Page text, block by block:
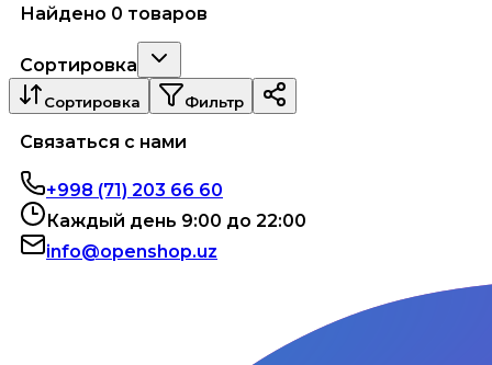
Найдено 0 товаров
Сортировка
Сортировка Фильтр
Связаться с нами
+998 (71) 203 66 60
Каждый день 9:00 до 22:00
info@openshop.uz